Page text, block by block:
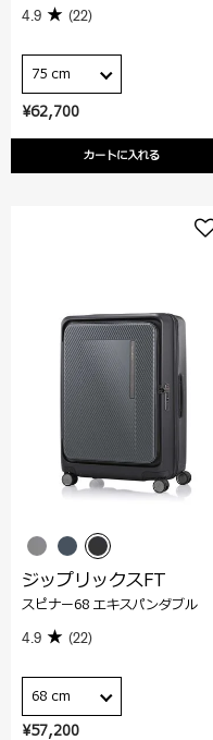
¥62,700
カートに入れる
4.9 (22)
75 cm
¥57,200
ジップリックスFT
スピナー68 エキスパンダブル
4.9 (22)
68 cm